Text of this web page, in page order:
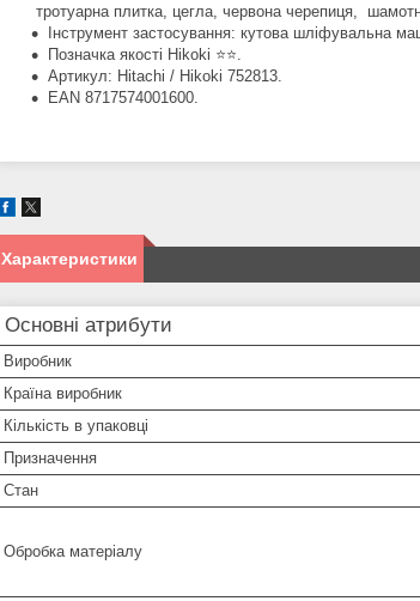
тротуарна плитка, цегла, червона черепиця,
Інструмент застосування: кутова шліфувальна
Позначка якості Hikoki ⭐️⭐️.
Артикул: Hitachi / Hikoki 752813.
EAN 8717574001600.
Характеристики
Основні атрибути
Виробник
Країна виробник
Кількість в упаковці
Призначення
Стан
Обробка матеріалу